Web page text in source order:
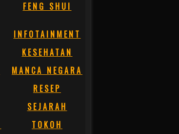
FENG SHUI
INFOTAINMENT
KESEHATAN
MANCA NEGARA
RESEP
SEJARAH
TOKOH